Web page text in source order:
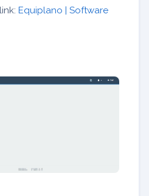
Equiplano | Software